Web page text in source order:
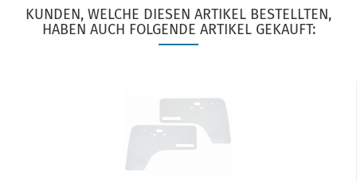
KUNDEN, WELCHE DIESEN ARTIKEL BESTELLTEN,
HABEN AUCH FOLGENDE ARTIKEL GEKAUFT: